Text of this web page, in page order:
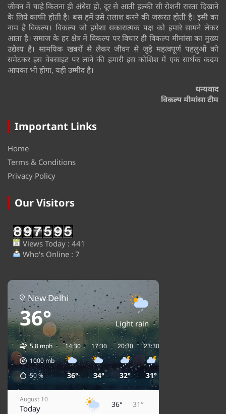
जीवन में चाहे कितना ही अंधेरा हो, दूर से आती हल्की सी रोशनी रास्ता दिखाने
के लिये काफी होती है। बस हमें उसे तलाश करने की जरूरत होती है। इसी का
नाम है विकल्प। विकल्प जो हमेशा सकारात्मक पक्ष को हमारे सामने लेकर
आता है। समाज के हर क्षेत्र में विकल्प पर विचार ही विकल्प मीमांसा का मुख्य
उद्येश्य है। सामयिक खबरों से लेकर जीवन से जुड़े महत्वपूर्ण पहलुओं को
समेटकर इस वेबसाइट पर लाने की हमारी इस कोशिश में एक सार्थक कदम
आपका भी होगा, यही उम्मीद है।
धन्यवाद
विकल्प मीमांसा टीम
Important Links
Home
Terms & Conditions
Privacy Policy
Our Visitors
Views Today : 441
Who's Online : 7
New Delhi
36° Light rain
5.8 mph
1000mb
50%
14:30
36°
17:30
34°
20:30
32°
23:30
31°
August 10
Today 36° 31°